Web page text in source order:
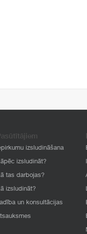
izsludināšana
izsludināt?
tas darbojas?
izsludināt?
un konsultācijas